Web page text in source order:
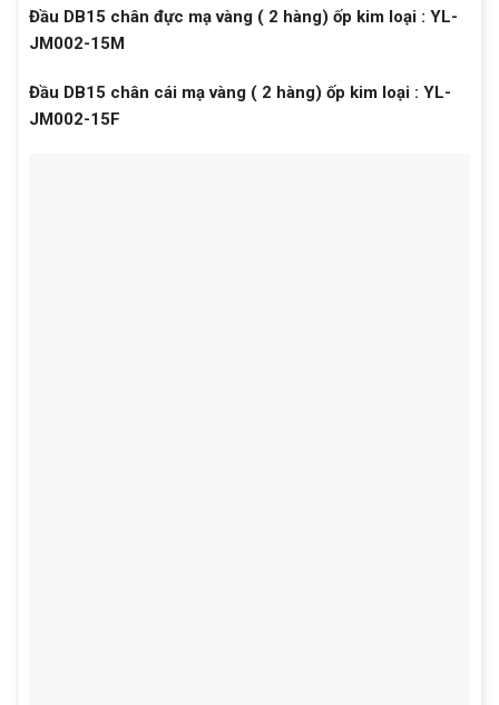
Đầu DB15 chân đực mạ vàng ( 2 hàng) ốp kim loại : YL-
JM002-15M
Đầu DB15 chân cái mạ vàng ( 2 hàng) ốp kim loại : YL-
JM002-15F